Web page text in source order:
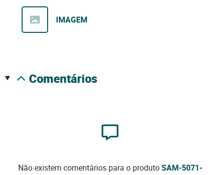
IMAGEM
comentários
Não existem comentários para o produtoSAM-5071-